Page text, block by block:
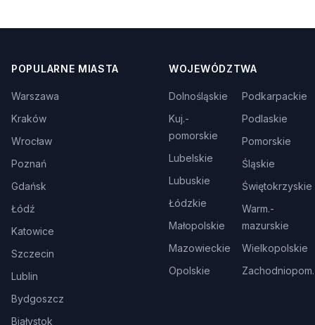
POPULARNE MIASTA
Warszawa
Kraków
Wrocław
Poznań
Gdańsk
Łódź
Katowice
Szczecin
Lublin
Bydgoszcz
Białystok
WOJEWÓDZTWA
Dolnośląskie
Kuj.-
pomorskie
Lubelskie
Lubuskie
Łódzkie
Małopolskie
Mazowieckie
Opolskie
Podkarpackie
Podlaskie
Pomorskie
Śląskie
Świętokrzyskie
Warm.-
mazurskie
Wielkopolskie
Zachodniopom.